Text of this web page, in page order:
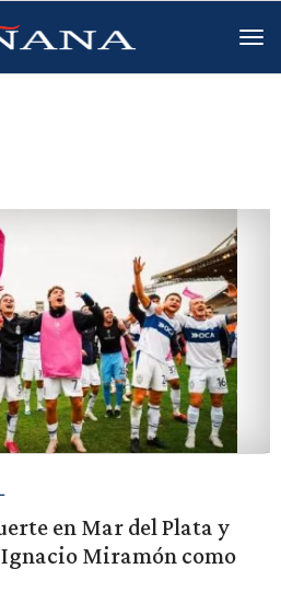
en Mar del Plata y
Miramón como